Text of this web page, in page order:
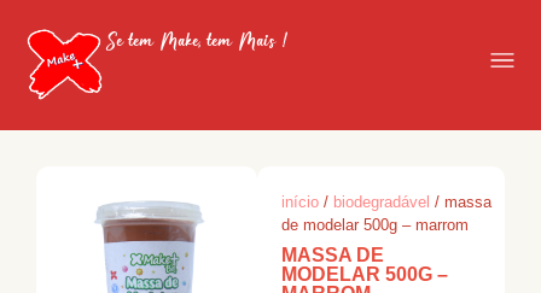
Se tem Make, tem Mais !
início / biodegradável / massa
de modelar 500g – marrom
MASSA DE
MODELAR 500G –